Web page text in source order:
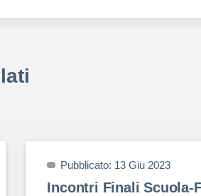
Pubblicato: 13 Giu 2023
Incontri Finali Scuola-